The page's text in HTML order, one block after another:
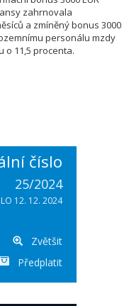
zahrnovala
a zmíněný bonus 3000
personálu mzdy
o 11,5 procenta.
číslo
25/2024
12. 12. 2024
Zvětšit
Předplatit